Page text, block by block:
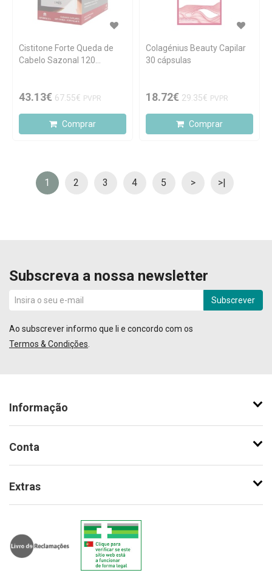
Cistitone Forte Queda de
Cabelo Sazonal 120
43.13€ 67.55€ PVPR
Comprar
Colagénius Beauty Capilar
30 cápsulas
18.72€ 29.35€ PVPR
Comprar
1 2 3 4 5 > >|
Subscreva a nossa newsletter
Subscrever
Ao subscrever informo que li e concordo com os
Termos & Condições
Informação
Conta
Extras